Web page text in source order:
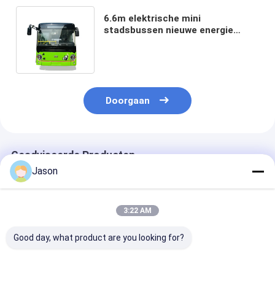
6.6m elektrische mini
stadsbussen nieuwe energie
Doorgaan
Geadviseerde Producten
Jason
3:22 AM
Good day, what product are you looking for?